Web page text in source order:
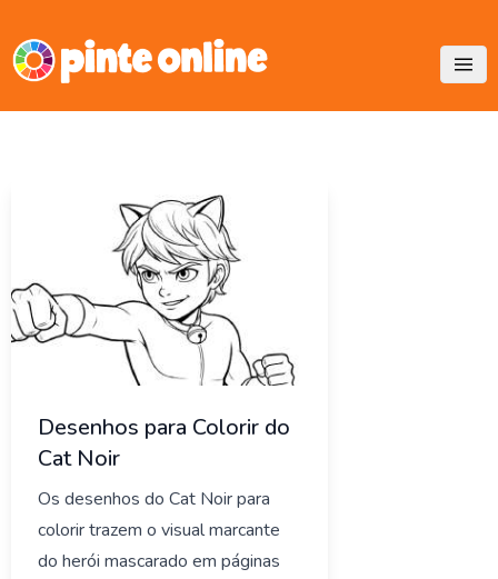
content
Desenhos para Colorir do
Cat Noir
Os desenhos do Cat Noir para
colorir trazem o visual marcante
do herói mascarado em páginas